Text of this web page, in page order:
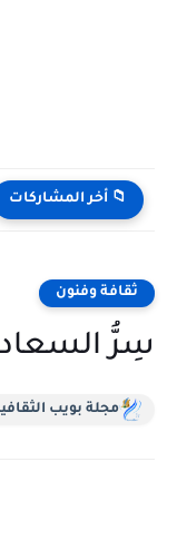
📁 أخر المشاركات
ثقافة وفنون
سِرُّ
مجلة بويب